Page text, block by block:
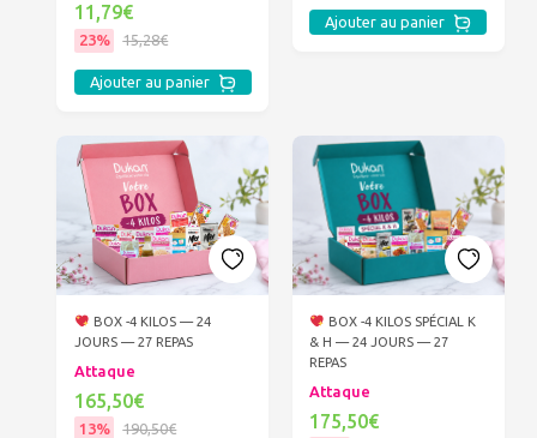
11,79€
23% 15,28€
Ajouter au panier
Ajouter au panier
BOX -4 KILOS — 24
JOURS — 27 REPAS
Attaque
165,50€
13% 190,50€
BOX -4 KILOS SPÉCIAL K
& H — 24 JOURS — 27
REPAS
Attaque
175,50€